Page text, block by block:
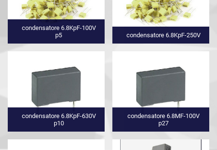
condensatore 6.8KpF-100V
p5
condensatore 6.8KpF-250V
condensatore 6.8KpF-630V
p10
condensatore 6.8MF-100V
p27